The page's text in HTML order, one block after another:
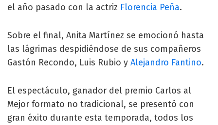
el año pasado con la actriz Florencia Peña.
Sobre el final, Anita Martínez se emocionó hasta
las lágrimas despidiéndose de sus compañeros
Gastón Recondo, Luis Rubio y Alejandro Fantino.
El espectáculo, ganador del premio Carlos al
Mejor formato no tradicional, se presentó con
gran éxito durante esta temporada, todos los